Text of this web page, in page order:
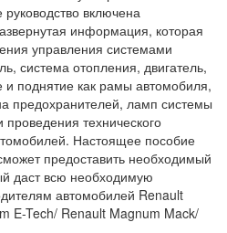
включена
информация, которая
управления системами
система отопления, двигатель,
и поднятие как рамы автомобиля,
предохранителей, ламп системы
технического
Настоящее пособие
предоставить необходимый
даст всю необходимую
автомобилей Renault
E-Tech/ Renault Magnum Mack/